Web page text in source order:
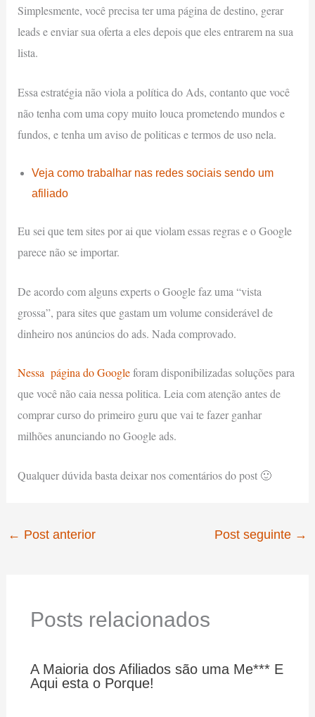
Simplesmente, você precisa ter uma página de destino, gerar
leads e enviar sua oferta a eles depois que eles entrarem na sua
lista.
Essa estratégia não viola a política do Ads, contanto que você
não tenha com uma copy muito louca prometendo mundos e
fundos, e tenha um aviso de politicas e termos de uso nela.
Veja como trabalhar nas redes sociais sendo um
afiliado
Eu sei que tem sites por ai que violam essas regras e o Google
parece não se importar.
De acordo com alguns experts o Google faz uma “vista
grossa”, para sites que gastam um volume considerável de
dinheiro nos anúncios do ads. Nada comprovado.
Nessa página do Googleforam disponibilizadas soluções para
que você não caia nessa politica. Leia com atenção antes de
comprar curso do primeiro guru que vai te fazer ganhar
milhões anunciando no Google ads.
Qualquer dúvida basta deixar nos comentários do post 🙂
← Post anterior Post seguinte →
Posts relacionados
A Maioria dos Afiliados são uma Me*** E
Aqui esta o Porque!